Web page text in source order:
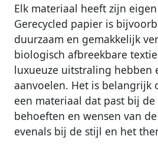
Elk materiaal heeft zijn
Gerecycled papier is
duurzaam en gemakkelijk
biologisch afbreekbare
luxueuze uitstraling hebben
aanvoelen. Het is belangrijk
een materiaal dat past bij de
behoeften en wensen van
evenals bij de stijl en het